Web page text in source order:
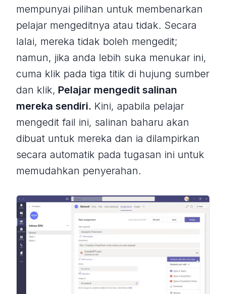
mempunyai pilihan untuk membenarkan
pelajar mengeditnya atau tidak. Secara
lalai, mereka tidak boleh mengedit;
namun, jika anda lebih suka menukar ini,
cuma klik pada tiga titik di hujung sumber
dan klik, Pelajar mengedit salinan
mereka sendiri. Kini, apabila pelajar
mengedit fail ini, salinan baharu akan
dibuat untuk mereka dan ia dilampirkan
secara automatik pada tugasan ini untuk
memudahkan penyerahan.